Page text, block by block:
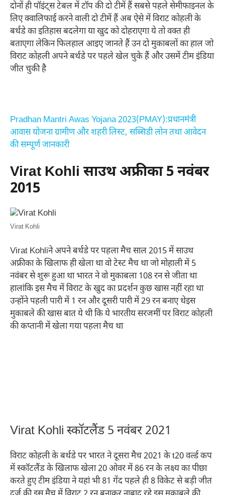
दोनों ही पॉइंट्स टेबल में टॉप की दो टीमें हैं सबसे पहले सेमीफाइनल के
लिए क्वालिफाई करने वाली दो टीमें हैं अब ऐसे में विराट कोहली के
बर्थडे का इतिहास बदलेगा या खुद को दोहराएगा ये तो वक्त ही
बताएगा लेकिन फिलहाल आइए जानते हैं उन दो मुकाबलों का हाल जो
विराट कोहली अपने बर्थडे पर पहले खेल चुके हैं और उसमें टीम इंडिया
जीत चुकी है
Pradhan Mantri Awas Yojana 2023(PMAY):प्रधानमंत्री
आवास योजना ग्रामीण और शहरी लिस्ट, सब्सिडी लोन तथा आवेदन
की सम्पूर्ण जानकारी
Virat Kohli साउथ अफ्रीका 5 नवंबर
2015
Virat Kohli
Virat Kohliने अपने बर्थडे पर पहला मैच साल 2015 में साउथ
अफ्रीका के खिलाफ ही खेला था वो टेस्ट मैच था जो मोहाली में 5
नवंबर से शुरू हुआ था भारत ने वो मुकाबला 108 रन से जीता था
हालांकि इस मैच में विराट के खुद का प्रदर्शन कुछ खास नहीं रहा था
उन्होंने पहली पारी में 1 रन और दूसरी पारी में 29 रन बनाए थेइस
मुकाबले की खास बात ये थी कि ये भारतीय सरजमीं पर विराट कोहली
की कप्तानी में खेला गया पहला मैच था
Virat Kohli स्कॉटलैंड 5 नवंबर 2021
विराट कोहली के बर्थडे पर भारत ने दूसरा मैच 2021 के t20 वर्ल्ड कप
में स्कॉटलैंड के खिलाफ खेला 20 ओवर में 86 रन के लक्ष्य का पीछा
करते हुए टीम इंडिया ने यहां भी 81 गेंद पहले ही 8 विकेट से बड़ी जीत